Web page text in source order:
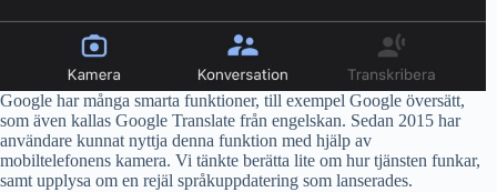
Google har många smarta funktioner, till exempel Google översätt,
som även kallas Google Translate från engelskan. Sedan 2015 har
användare kunnat nyttja denna funktion med hjälp av
mobiltelefonens kamera. Vi tänkte berätta lite om hur tjänsten funkar,
samt upplysa om en rejäl språkuppdatering som lanserades.